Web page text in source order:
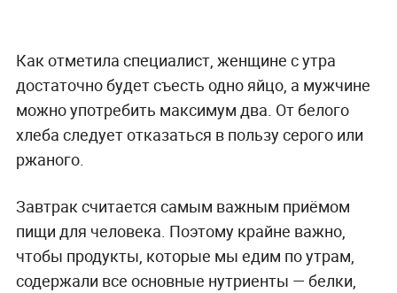
Как отметила специалист, женщине с утра
достаточно будет съесть одно яйцо, а мужчине
можно употребить максимум два. От белого
хлеба следует отказаться в пользу серого или
ржаного.
Завтрак считается самым важным приёмом
пищи для человека. Поэтому крайне важно,
чтобы продукты, которые мы едим по утрам,
содержали все основные нутриенты — белки,